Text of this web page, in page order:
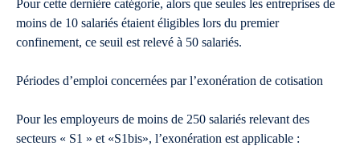
Pour cette dernière catégorie, alors que seules les entreprises de
moins de 10 salariés étaient éligibles lors du premier
confinement, ce seuil est relevé à 50 salariés.
Périodes d’emploi concernées par l’exonération de cotisation
Pour les employeurs de moins de 250 salariés relevant des
secteurs « S1 » et «S1bis», l’exonération est applicable :